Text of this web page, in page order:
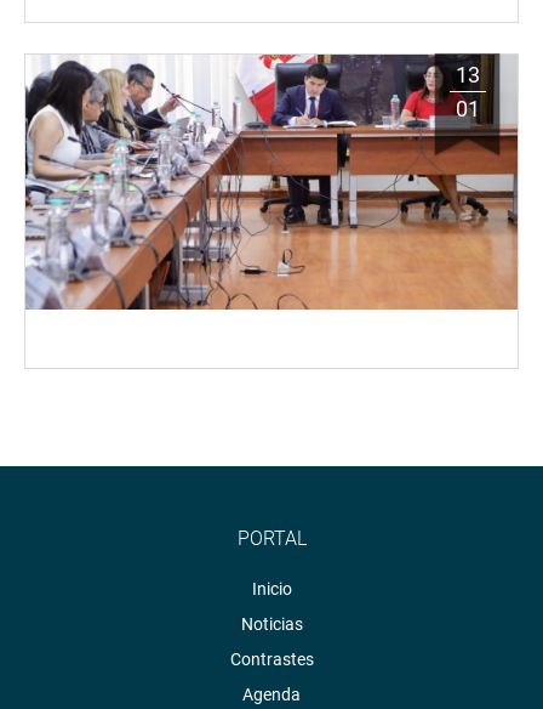
13
01
PORTAL
Inicio
Noticias
Contrastes
Agenda